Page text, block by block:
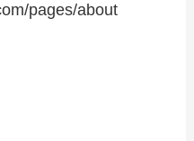
pages/about